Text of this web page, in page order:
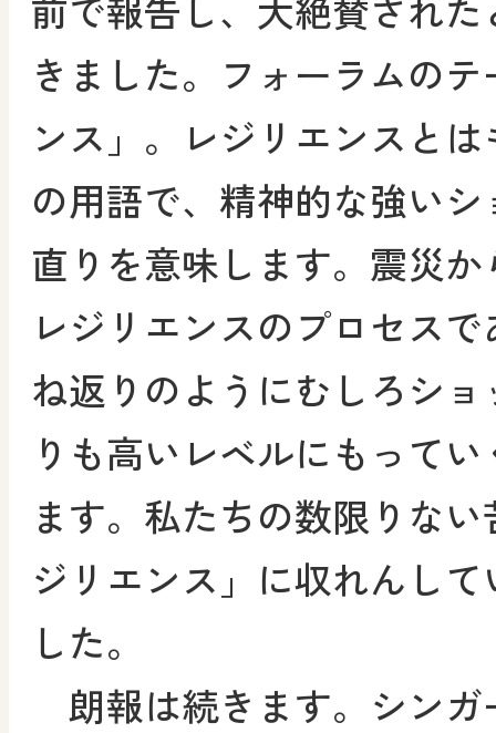
きました。フォーラムの
ンス」。レジリエンスと
の用語で、精神的な強い
直りを意味します。震災
レジリエンスのプロセス
ね返りのようにむしろシ
りも高いレベルにもって
ます。私たちの数限りな
ジリエンス」に収れんし
した。
朗報は続きます。シンガ